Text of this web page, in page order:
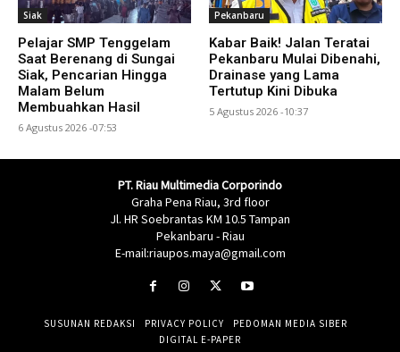
Siak
Pelajar SMP Tenggelam
Saat Berenang di Sungai
Siak, Pencarian Hingga
Malam Belum
Membuahkan Hasil
6 Agustus 2026 -07:53
Pekanbaru
Kabar Baik! Jalan Teratai
Pekanbaru Mulai Dibenahi,
Drainase yang Lama
Tertutup Kini Dibuka
5 Agustus 2026 -10:37
PT. Riau Multimedia Corporindo
Graha Pena Riau, 3rd floor
Jl. HR Soebrantas KM 10.5 Tampan
Pekanbaru - Riau
E-mail:riaupos.maya@gmail.com
SUSUNAN REDAKSI PRIVACY POLICY
PEDOMAN MEDIA SIBER
DIGITAL E-PAPER